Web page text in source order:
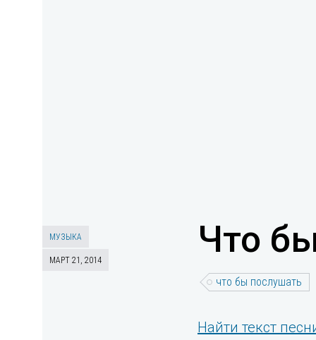
МУЗЫКА
МАРТ 21, 2014 Что
что бы послушать
Найти текст